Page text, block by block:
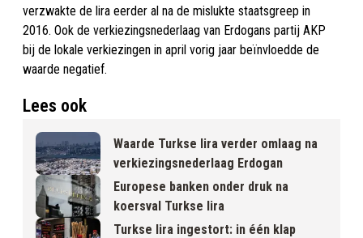
verzwakte de lira eerder al na de mislukte staatsgreep in
2016. Ook de verkiezingsnederlaag van Erdogans partij AKP
bij de lokale verkiezingen in april vorig jaar beïnvloedde de
waarde negatief.
Lees ook
Waarde Turkse lira verder omlaag na
verkiezingsnederlaag Erdogan
Europese banken onder druk na
koersval Turkse lira
Turkse lira ingestort: in één klap